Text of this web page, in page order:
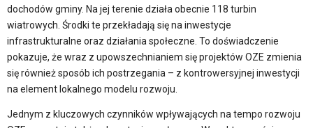
dochodów gminy. Na jej terenie działa obecnie 118 turbin
wiatrowych. Środki te przekładają się na inwestycje
infrastrukturalne oraz działania społeczne. To doświadczenie
pokazuje, że wraz z upowszechnianiem się projektów OZE zmienia
się również sposób ich postrzegania – z kontrowersyjnej inwestycji
na element lokalnego modelu rozwoju.
Jednym z kluczowych czynników wpływających na tempo rozwoju